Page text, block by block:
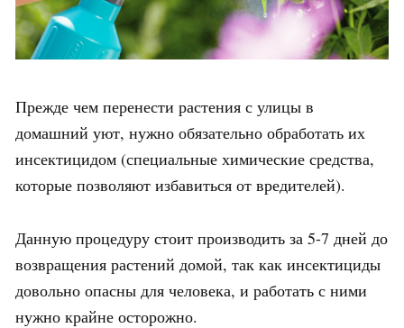
Прежде чем перенести растения с улицы в
домашний уют, нужно обязательно обработать их
инсектицидом (специальные химические средства,
которые позволяют избавиться от вредителей).
Данную процедуру стоит производить за 5-7 дней до
возвращения растений домой, так как инсектициды
довольно опасны для человека, и работать с ними
нужно крайне осторожно.